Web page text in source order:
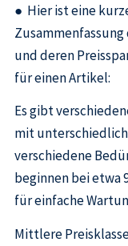
● Hier ist eine
und deren
für einen Artikel:
Es gibt
mit
verschiedene
beginnen bei etwa
für einfache
Mittlere